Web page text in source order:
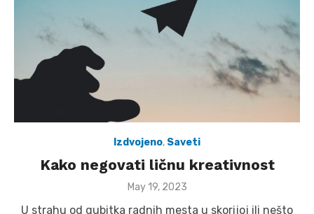
Izdvojeno, Saveti
Kako negovati ličnu kreativnost
Posted
May 19, 2023
U strahu od gubitka radnih mesta u skorijoj ili nešto